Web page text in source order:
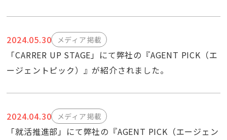
2024.05.30 メディア掲載
「CARRER UP STAGE」にて弊社の『AGENT PICK（エ
ージェントピック）』が紹介されました。
2024.04.30 メディア掲載
「就活推進部」にて弊社の『AGENT PICK（エージェン